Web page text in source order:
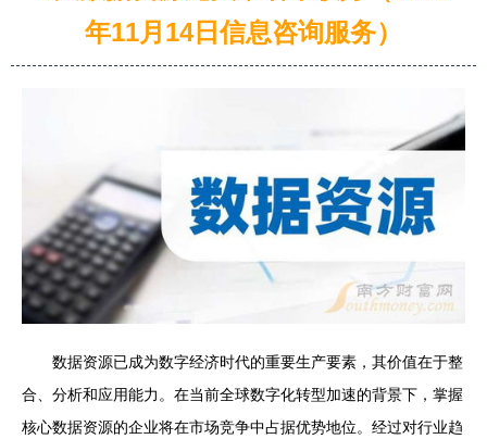
年11月14日信息咨询服务）
数据资源已成为数字经济时代的重要生产要素，其价值在于整
合、分析和应用能力。在当前全球数字化转型加速的背景下，掌握
核心数据资源的企业将在市场竞争中占据优势地位。经过对行业趋